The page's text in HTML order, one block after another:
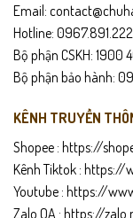
Email:
Hotline: 0967.891.222
Bộ phận CSKH: 1900
Bộ phận bảo hành:
KÊNH TRUYỀN
Shopee : https://
Kênh Tiktok : https://
Youtube : https://
Zalo OA : https://